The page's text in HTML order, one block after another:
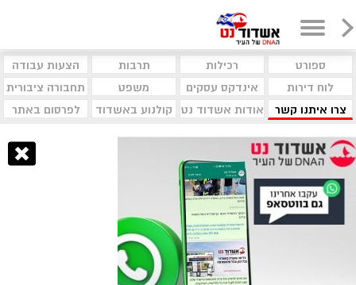
ספורט רכילות תרבות
הצעות עבודה
לוח דירות
אינדקס עסקים משפט
תחבורה ציבורית
צרו איתנו קשר
אודות אשדוד נט קולנוע באשדוד לפרסום באתר